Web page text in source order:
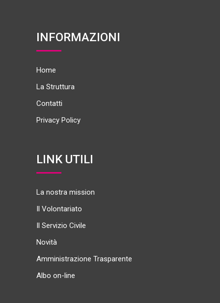
INFORMAZIONI
Home
La Struttura
Contatti
Privacy Policy
LINK UTILI
La nostra mission
Il Volontariato
Il Servizio Civile
Novità
Amministrazione Trasparente
Albo on-line